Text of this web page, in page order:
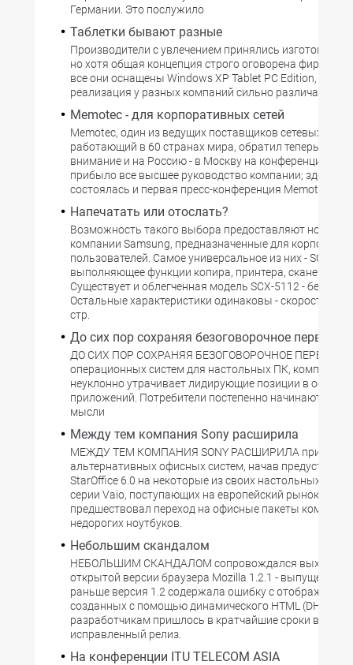
Германии. Это послужило
Таблетки бывают разные
Производители с увлечением принялись изготовлять
но хотя общая концепция строго оговорена фирмой
все они оснащены Windows XP Tablet PC Edition,
реализация у разных компаний сильно различается.
Memotec - для корпоративных сетей
Memoteс, один из ведущих поставщиков сетевых
работающий в 60 странах мира, обратил теперь
внимание и на Россию - в Москву на конференцию для
прибыло все высшее руководство компании; здесь же
состоялась и первая пресс-конференция Memoteс.
Напечатать или отослать?
Возможность такого выбора предоставляют новые
компании Samsung, предназначенные для
пользователей. Самое универсальное из них - SCX-
выполняющее функции копира, принтера, сканера и
Существует и облегченная модель SCX-5112 - без
Остальные характеристики одинаковы - скорость
стр.
До сих пор сохраняя безоговорочное
ДО СИХ ПОР СОХРАНЯЯ БЕЗОГОВОРОЧНОЕ
операционных систем для настольных ПК, компания
неуклонно утрачивает лидирующие позиции в
приложений. Потребители постепенно начинают
мысли
Между тем компания Sony расширила
МЕЖДУ ТЕМ КОМПАНИЯ SONY РАСШИРИЛА
альтернативных офисных систем, начав
StarOffice 6.0 на некоторые из своих настольных
серии Vaio, поступающих на европейский рынок.
предшествовал переход на офисные пакеты
недорогих ноутбуков.
Небольшим скандалом
НЕБОЛЬШИМ СКАНДАЛОМ сопровождался выход
открытой версии браузера Mozilla 1.2.1 - выпущенная
раньше версия 1.2 содержала ошибку с
созданных с помощью динамического HTML (DHTML).
разработчикам пришлось в кратчайшие сроки
исправленный релиз.
На конференции ITU TELECOM ASIA